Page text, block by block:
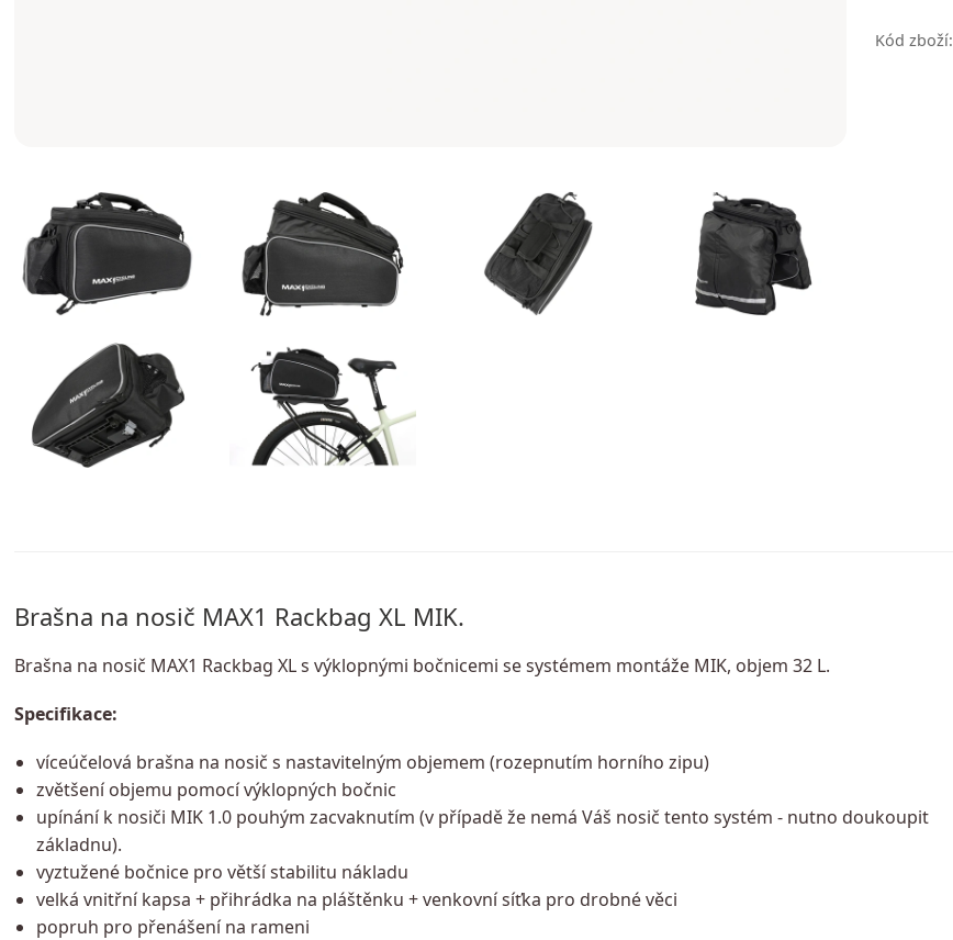
Kód zboží:
Brašna na nosič MAX1 Rackbag XL MIK.
Brašna na nosič MAX1 Rackbag XL s výklopnými bočnicemi se systémem montáže MIK, objem 32 L.
Specifikace:
víceúčelová brašna na nosič s nastavitelným objemem (rozepnutím horního zipu)
zvětšení objemu pomocí výklopných bočnic
upínání k nosiči MIK 1.0 pouhým zacvaknutím (v případě že nemá Váš nosič tento systém - nutno doukoupit
základnu).
vyztužené bočnice pro větší stabilitu nákladu
velká vnitřní kapsa + přihrádka na pláštěnku + venkovní síťka pro drobné věci
popruh pro přenášení na rameni